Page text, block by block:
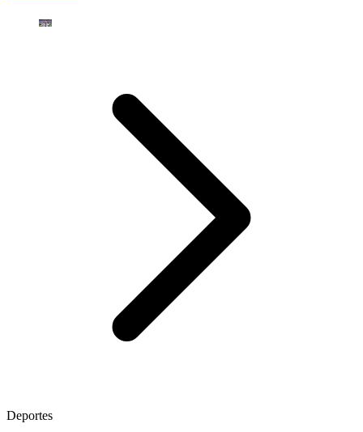
Deportes